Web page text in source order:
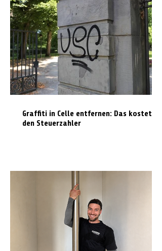
Graffiti in Celle entfernen: Das kostet es
den Steuerzahler